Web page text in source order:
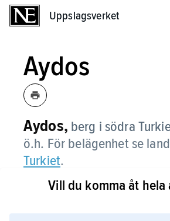
Uppslagsverket
Aydos
Aydos, berg i södra
ö.h. För belägenhet se
Turkiet.
Vill du komma åt hela